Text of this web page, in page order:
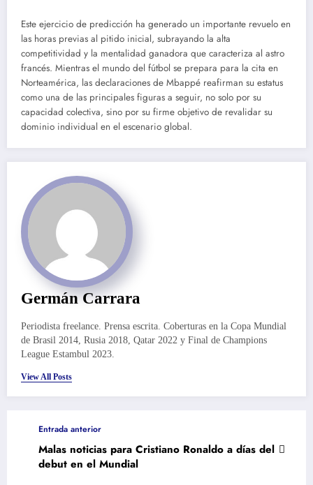
Este ejercicio de predicción ha generado un importante revuelo en
las horas previas al pitido inicial, subrayando la alta
competitividad y la mentalidad ganadora que caracteriza al astro
francés. Mientras el mundo del fútbol se prepara para la cita en
Norteamérica, las declaraciones de Mbappé reafirman su estatus
como una de las principales figuras a seguir, no solo por su
capacidad colectiva, sino por su firme objetivo de revalidar su
dominio individual en el escenario global.
Germán Carrara
Periodista freelance. Prensa escrita. Coberturas en la Copa Mundial
de Brasil 2014, Rusia 2018, Qatar 2022 y Final de Champions
League Estambul 2023.
View All Posts
Entrada anterior
Malas noticias para Cristiano Ronaldo a días del
debut en el Mundial